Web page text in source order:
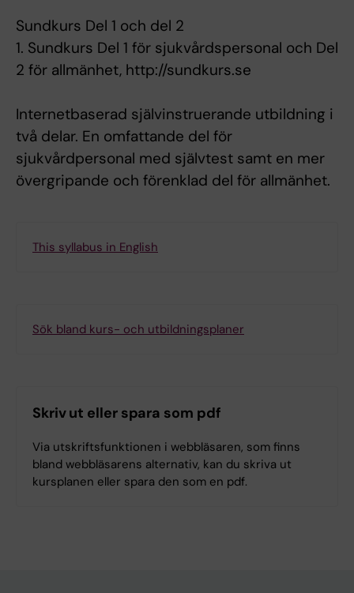
Sundkurs Del 1 och del 2
1. Sundkurs Del 1 för sjukvårdspersonal och Del
2 för allmänhet, http://sundkurs.se
Internetbaserad självinstruerande utbildning i
två delar. En omfattande del för
sjukvårdpersonal med självtest samt en mer
övergripande och förenklad del för allmänhet.
This syllabus in English
Sök bland kurs- och utbildningsplaner
Skriv ut eller spara som pdf
Via utskriftsfunktionen i webbläsaren, som finns
bland webbläsarens alternativ, kan du skriva ut
kursplanen eller spara den som en pdf.